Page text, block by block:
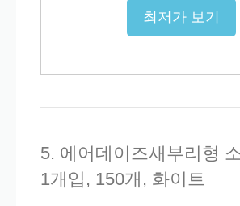
최저가 보기
5. 에어데이즈새부리형
1개입, 150개, 화이트